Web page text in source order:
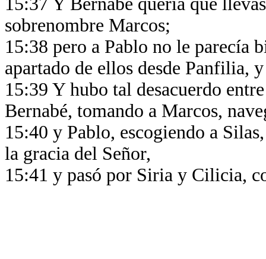
sobrenombre Marcos;
15:38 pero a Pablo no le parecía
apartado de ellos desde Panfilia,
15:39 Y hubo tal desacuerdo
Bernabé, tomando a Marcos,
15:40 y Pablo, escogiendo a
la gracia del Señor,
15:41 y pasó por Siria y Cilicia,